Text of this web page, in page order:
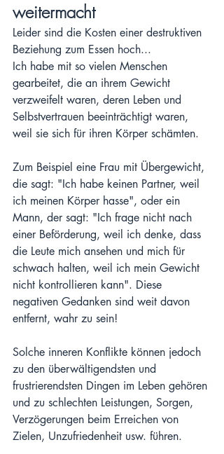
weitermacht
Leider sind die Kosten einer destruktiven
Beziehung zum Essen hoch...
Ich habe mit so vielen Menschen
gearbeitet, die an ihrem Gewicht
verzweifelt waren, deren Leben und
Selbstvertrauen beeinträchtigt waren,
weil sie sich für ihren Körper schämten.
Zum Beispiel eine Frau mit Übergewicht,
die sagt: "Ich habe keinen Partner, weil
ich meinen Körper hasse", oder ein
Mann, der sagt: "Ich frage nicht nach
einer Beförderung, weil ich denke, dass
die Leute mich ansehen und mich für
schwach halten, weil ich mein Gewicht
nicht kontrollieren kann". Diese
negativen Gedanken sind weit davon
entfernt, wahr zu sein!
Solche inneren Konflikte können jedoch
zu den überwältigendsten und
frustrierendsten Dingen im Leben gehören
und zu schlechten Leistungen, Sorgen,
Verzögerungen beim Erreichen von
Zielen, Unzufriedenheit usw. führen.